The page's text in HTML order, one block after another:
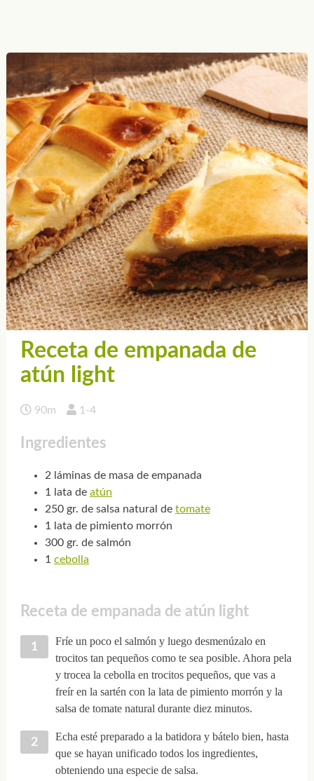
Receta de empanada de
atún light
90m 1-4
Ingredientes
2 láminas de masa de empanada
1 lata de atún
250 gr. de salsa natural de tomate
1 lata de pimiento morrón
300 gr. de salmón
1 cebolla
Receta de empanada de atún light
Fríe un poco el salmón y luego desmenúzalo en
trocitos tan pequeños como te sea posible. Ahora pela
y trocea la cebolla en trocitos pequeños, que vas a
freír en la sartén con la lata de pimiento morrón y la
salsa de tomate natural durante diez minutos.
Echa esté preparado a la batidora y bátelo bien, hasta
que se hayan unificado todos los ingredientes,
obteniendo una especie de salsa.